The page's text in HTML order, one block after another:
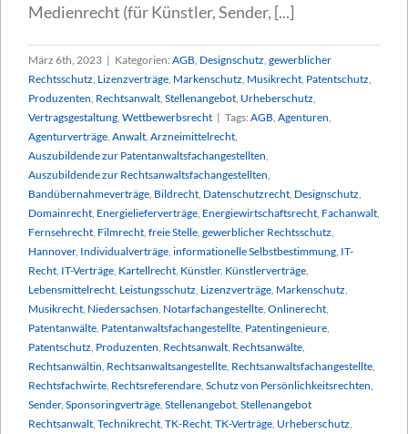
Medienrecht (für Künstler, Sender, [...]
März 6th, 2023 | Kategorien: AGB Designschutz gewerblicher
Rechtsschutz Lizenzverträge Markenschutz Musikrecht Patentschutz
Produzenten Rechtsanwalt Stellenangebot Urheberschutz
Vertragsgestaltung Wettbewerbsrecht | Tags: AGB Agenturen
Agenturverträge Anwalt Arzneimittelrecht
Auszubildende zur Patentanwaltsfachangestellten
Auszubildende zur Rechtsanwaltsfachangestellten
Bandübernahmeverträge Bildrecht Datenschutzrecht Designschutz
Domainrecht Energielieferverträge Energiewirtschaftsrecht Fachanwalt
Fernsehrecht Filmrecht freie Stelle gewerblicher Rechtsschutz
Hannover, Individualverträge informationelle Selbstbestimmung IT-
Recht IT-Verträge Kartellrecht Künstler, Künstlerverträge
Lebensmittelrecht Leistungsschutz Lizenzverträge Markenschutz
Musikrecht Niedersachsen Notarfachangestellte Onlinerecht
Patentanwälte Patentanwaltsfachangestellte Patentingenieure
Patentschutz Produzenten Rechtsanwalt Rechtsanwälte
Rechtsanwältin Rechtsanwaltsangestellte Rechtsanwaltsfachangestellte
Rechtsfachwirte Rechtsreferendare Schutz von Persönlichkeitsrechten
Sender, Sponsoringverträge Stellenangebot Stellenangebot
Rechtsanwalt Technikrecht TK-Recht TK-Verträge Urheberschutz